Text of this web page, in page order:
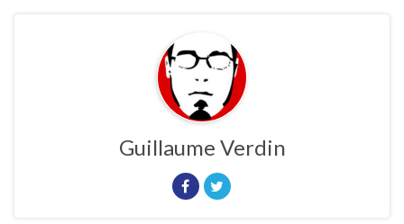
Guillaume Verdin